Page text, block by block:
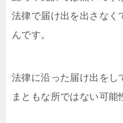
法律で届け出を出さなく
んです。
法律に沿った届け出をし
まともな所ではない可能